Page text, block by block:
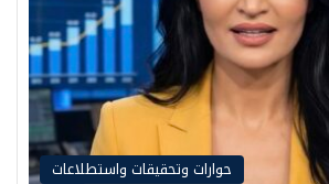
حوارات وتحقيقات واستطلاعات